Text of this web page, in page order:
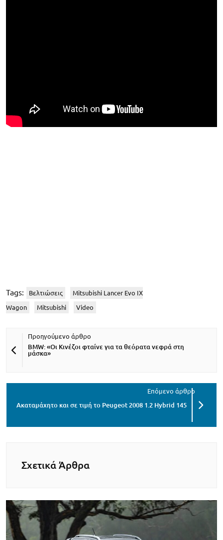
Tags: Βελτιώσεις Mitsubishi Lancer Evo IX
Wagon Mitsubishi Video
BMW: «Οι Κινέζοι φταίνε για τα θεόρατα νεφρά στη
μάσκα»
Ακαταμάχητο και σε τιμή το Peugeot 2008 1.2 Hybrid 145
Σχετικά Άρθρα